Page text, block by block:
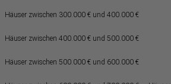
Häuser zwischen 300.000 € und 400.000 €
Häuser zwischen 400.000 € und 500.000 €
Häuser zwischen 500.000 € und 600.000 €